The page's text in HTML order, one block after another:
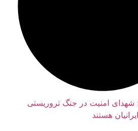
در جنگ تروریستی